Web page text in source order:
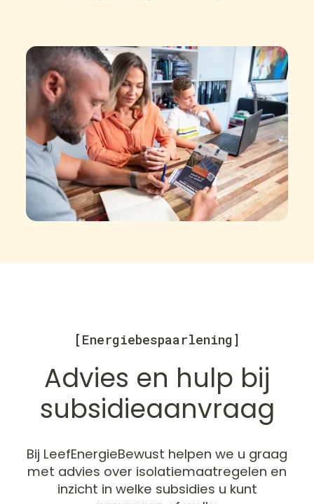
[Energiebespaarlening]
Advies en hulp bij
subsidieaanvraag
Bij LeefEnergieBewust helpen we u graag
met advies over isolatiemaatregelen en
inzicht in welke subsidies u kunt